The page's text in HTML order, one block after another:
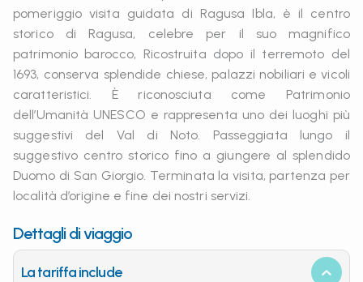
pomeriggio visita guidata di Ragusa Ibla, è il centro
storico di Ragusa, celebre per il suo magnifico
patrimonio barocco, Ricostruita dopo il terremoto del
1693, conserva splendide chiese, palazzi nobiliari e vicoli
caratteristici. È riconosciuta come Patrimonio
dell’Umanità UNESCO e rappresenta uno dei luoghi più
suggestivi del Val di Noto. Passeggiata lungo il
suggestivo centro storico fino a giungere al splendido
Duomo di San Giorgio. Terminata la visita, partenza per
località d’origine e fine dei nostri servizi.
Dettagli di viaggio
La tariffa include